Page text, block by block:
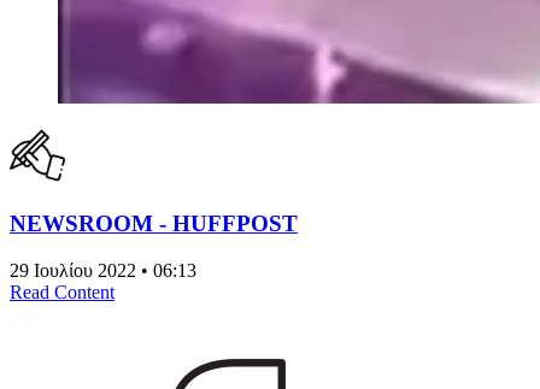
NEWSROOM - HUFFPOST
29 Ιουλίου 2022 • 06:13
Read Content